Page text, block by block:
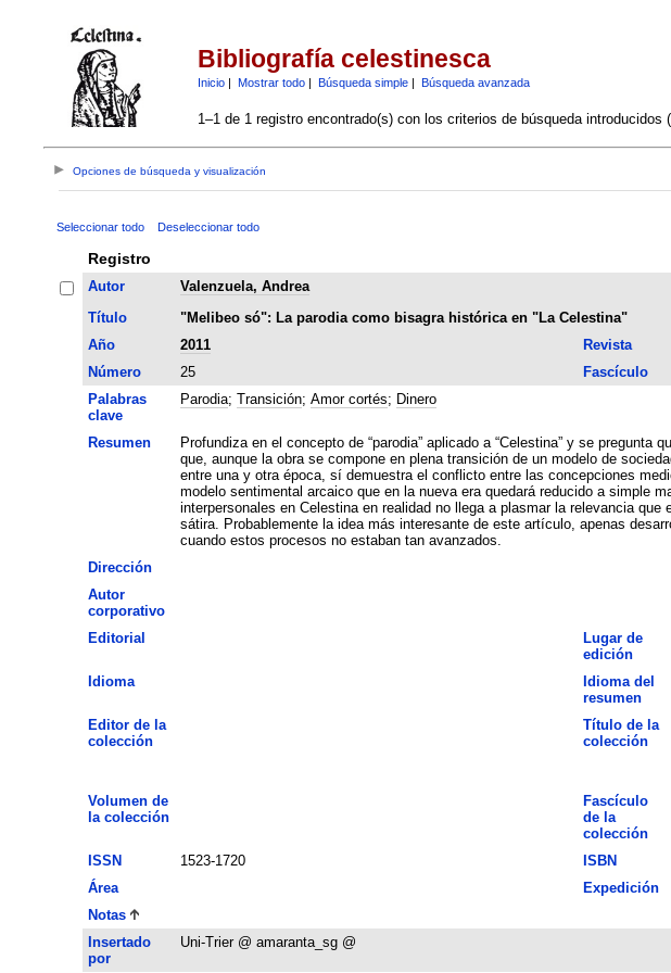
Bibliografía celestinesca
Inicio| Mostrar todo| Búsqueda simple| Búsqueda avanzada
1–1 de 1 registro encontrado(s) con los criterios de búsqueda introducidos (
Opciones de búsqueda y visualización
Seleccionar todo Deseleccionar todo
Registro
Autor
Valenzuela, Andrea
Título
"Melibeo só": La parodia como bisagra histórica en "La Celestina"
Año
2011 Revista
Número
25 Fascículo
Palabras
clave
Parodia; Transición; Amor cortés; Dinero
Resumen
Profundiza en el concepto de “parodia” aplicado a “Celestina” y se
que, aunque la obra se compone en plena transición de un modelo de
entre una y otra época, sí demuestra el conflicto entre las concepciones
modelo sentimental arcaico que en la nueva era quedará reducido a simple
interpersonales en Celestina en realidad no llega a plasmar la relevancia
sátira. Probablemente la idea más interesante de este artículo, apenas
cuando estos procesos no estaban tan avanzados.
Dirección
Autor
corporativo
Editorial
Lugar de
edición
Idioma
Idioma del
resumen
Editor de la
colección
Título de la
colección
Volumen de
la colección
Fascículo
de la
colección
ISSN 1523-1720 ISBN
Área
Expedición
Notas
Insertado
por
Uni-Trier @ amaranta_sg @